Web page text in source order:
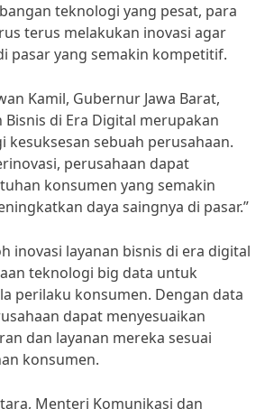
teknologi yang pesat, para
terus melakukan inovasi agar
pasar yang semakin kompetitif.
Kamil, Gubernur Jawa Barat,
Bisnis di Era Digital merupakan
kesuksesan sebuah perusahaan.
perusahaan dapat
konsumen yang semakin
daya saingnya di pasar.”
inovasi layanan bisnis di era digital
teknologi big data untuk
perilaku konsumen. Dengan data
dapat menyesuaikan
dan layanan mereka sesuai
konsumen.
Menteri Komunikasi dan